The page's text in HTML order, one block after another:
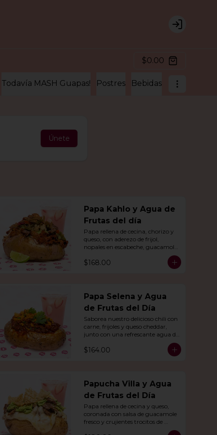
Login
$0.00
Todavía MASH Guapas! Postres Bebidas Extras para
Únete
Papa Kahlo y Agua de
Frutas del día
Papa rellena de cecina, chorizo y
queso, con aderezo de frijol,
nopales en escabeche, guacamole
maíz.
$168.00
Papa Selena y Agua
de Frutas del Día
Saborea nuestro delicioso chili con
carne, frijoles y queso cheddar,
junto con una refrescante agua de
$164.00
Papucha Villa y Agua
de Frutas del Día
Papa rellena de cecina y queso,
coronada con salsa de guacamole
fresco y crujientes trocitos de
chicharrón. Acompañada de una